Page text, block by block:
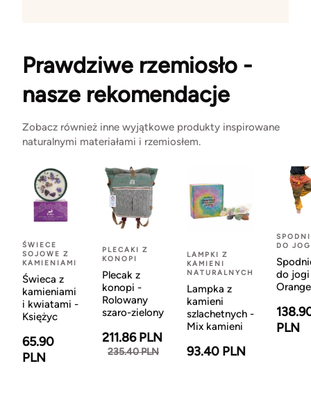
Prawdziwe rzemiosło -
nasze rekomendacje
Zobacz również inne wyjątkowe produkty inspirowane
naturalnymi materiałami i rzemiosłem.
ŚWIECE
SOJOWE Z
KAMIENIAMI
Świeca z
kamieniami
i kwiatami -
Księżyc
65.90
PLN
PLECAKI Z
KONOPI
Plecak z
konopi -
Rolowany
szaro-zielony
211.86 PLN
235.40 PLN
LAMPKI Z
KAMIENI
NATURALNYCH
Lampka z
kamieni
szlachetnych -
Mix kamieni
93.40 PLN
DO
do
Orange
PLN